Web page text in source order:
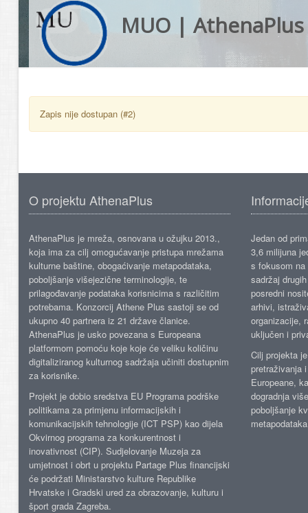
MUO | AthenaPlus
Zapis nije dostupan (#2)
O projektu AthenaPlus
AthenaPlus je mreža, osnovana u ožujku 2013.,
koja ima za cilj omogućavanje pristupa mrežama
kulturne baštine, obogaćivanje metapodataka,
poboljšanje višejezične terminologije, te
prilagođavanje podataka korisnicima s različitim
potrebama. Konzorcij Athene Plus sastoji se od
ukupno 40 partnera iz 21 države članice.
AthenaPlus je usko povezana s Europeana
platformom pomoću koje koje će veliku količinu
digitaliziranog kulturnog sadržaja učiniti dostupnim
za korisnike.
Projekt je dobio sredstva EU Programa podrške
politikama za primjenu informacijskih i
komunikacijskih tehnologije (ICT PSP) kao dijela
Okvirnog programa za konkurentnost i
inovativnost (CIP). Sudjelovanje Muzeja za
umjetnost i obrt u projektu Partage Plus financijski
će podržati Ministarstvo kulture Republike
Hrvatske i Gradski ured za obrazovanje, kulturu i
šport grada Zagreba.
Jedan od
3,6 milijuna
s fokusom
sadržaj
posredni
arhivi,
organizacije,
uključen i
Cilj projekta
pretraživanja
Europeane,
dogradnja
poboljšanje